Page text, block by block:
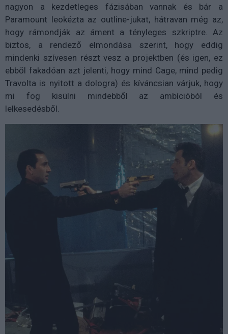
nagyon a kezdetleges fázisában vannak és bár a
Paramount leokézta az outline-jukat, hátravan még az,
hogy rámondják az áment a tényleges szkriptre. Az
biztos, a rendező elmondása szerint, hogy eddig
mindenki szívesen részt vesz a projektben (és igen, ez
ebből fakadóan azt jelenti, hogy mind Cage, mind pedig
Travolta is nyitott a dologra) és kíváncsian várjuk, hogy
mi fog kisülni mindebből az ambícióból és
lelkesedésből.